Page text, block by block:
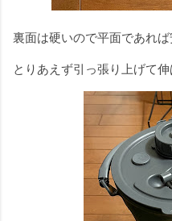
裏面は硬いので平面であれば
とりあえず引っ張り上げて伸